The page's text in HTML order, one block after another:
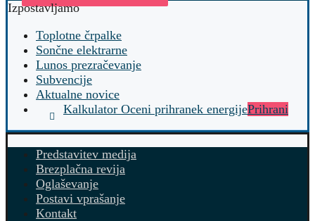
Izpostavljamo
Toplotne črpalke
Sončne elektrarne
Lunos prezračevanje
Subvencije
Aktualne novice
Kalkulator Oceni prihranek energijePrihrani
Predstavitev medija
Brezplačna revija
Oglaševanje
Postavi vprašanje
Kontakt